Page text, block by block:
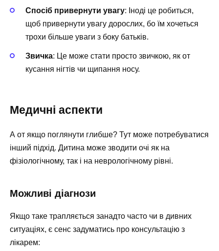
Спосіб привернути увагу: Іноді це робиться,
щоб привернути увагу дорослих, бо їм хочеться
трохи більше уваги з боку батьків.
Звичка: Це може стати просто звичкою, як от
кусання нігтів чи щипання носу.
Медичні аспекти
А от якщо поглянути глибше? Тут може потребуватися
інший підхід. Дитина може зводити очі як на
фізіологічному, так і на неврологічному рівні.
Можливі діагнози
Якщо таке трапляється занадто часто чи в дивних
ситуаціях, є сенс задуматись про консультацію з
лікарем: